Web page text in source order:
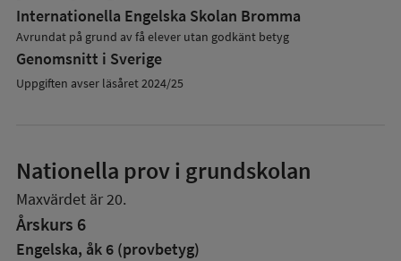
Internationella Engelska Skolan Bromma
Avrundat på grund av få elever utan godkänt betyg
Genomsnitt i Sverige
Uppgiften avser läsåret 2024/25
Nationella prov i grundskolan
Maxvärdet är 20.
Årskurs 6
Engelska, åk 6 (provbetyg)